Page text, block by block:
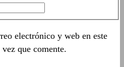
electrónico y web en este
que comente.